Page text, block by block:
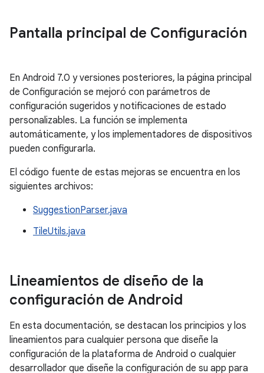
Pantalla principal de Configuración
En Android 7.0 y versiones posteriores, la página principal
de Configuración se mejoró con parámetros de
configuración sugeridos y notificaciones de estado
personalizables. La función se implementa
automáticamente, y los implementadores de dispositivos
pueden configurarla.
El código fuente de estas mejoras se encuentra en los
siguientes archivos:
SuggestionParser.java
TileUtils.java
Lineamientos de diseño de la
configuración de Android
En esta documentación, se destacan los principios y los
lineamientos para cualquier persona que diseñe la
configuración de la plataforma de Android o cualquier
desarrollador que diseñe la configuración de su app para